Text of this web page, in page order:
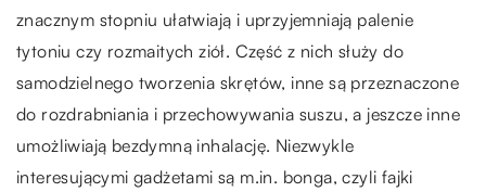
znacznym stopniu ułatwiają i uprzyjemniają palenie
tytoniu czy rozmaitych ziół. Część z nich służy do
samodzielnego tworzenia skrętów, inne są przeznaczone
do rozdrabniania i przechowywania suszu, a jeszcze inne
umożliwiają bezdymną inhalację. Niezwykle
interesującymi gadżetami są m.in. bonga, czyli fajki